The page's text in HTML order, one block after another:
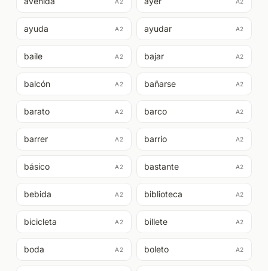
ayuda A2 ayudar A2
baile A2 bajar A2
balcón A2 bañarse A2
barato A2 barco A2
barrer A2 barrio A2
básico A2 bastante A2
bebida A2 biblioteca A2
bicicleta A2 billete A2
boda A2 boleto A2